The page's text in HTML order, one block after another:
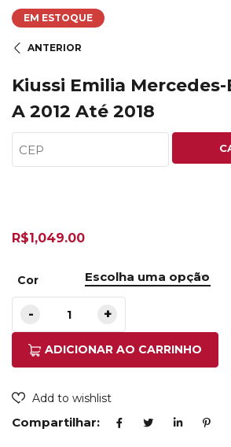
EM ESTOQUE
ANTERIOR
Kiussi Emilia
A 2012 Até 2018
R$1,049.00
Cor
ADICIONAR AO CARRINHO
Add to wishlist
Compartilhar: